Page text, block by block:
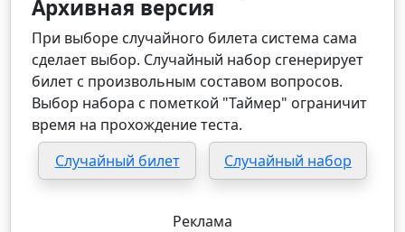
Архивная версия
При выборе случайного билета система сама
сделает выбор. Случайный набор сгенерирует
билет с произвольным составом вопросов.
Выбор набора с пометкой "Таймер" ограничит
время на прохождение теста.
Случайный билет
Случайный набор
Реклама